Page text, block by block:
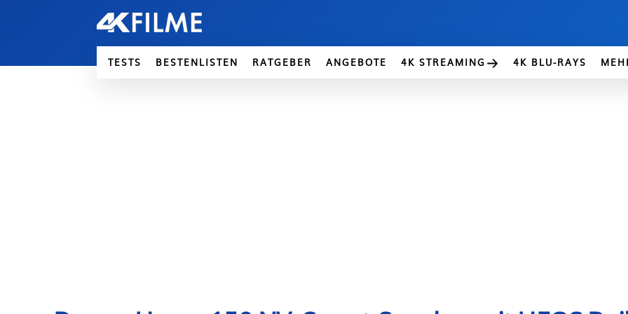
TESTS BESTENLISTEN RATGEBER ANGEBOTE 4K STREAMING 4K BLU-RAYS